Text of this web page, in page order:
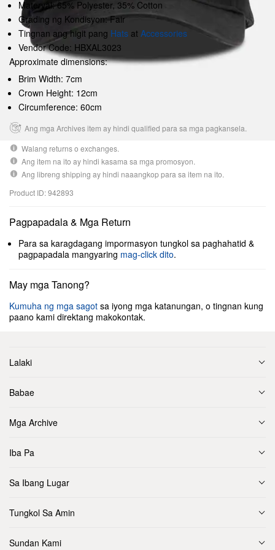
Materyal: 65% Polyester, 35% Cotton
Grading ng Kondisyon: Fair
Tingnan ang higit pang Hats at Accessories
Vendor Code: HBXAL3023
Approximate dimensions:
Brim Width: 7cm
Crown Height: 12cm
Circumference: 60cm
Ang mga Archives item ay hindi qualified para sa mga pagkansela.
Walang returns o exchanges.
Ang item na ito ay hindi kasama sa mga promosyon.
Ang libreng shipping ay hindi naaangkop para sa item na ito.
Product ID: 942893
Pagpapadala & Mga Return
Para sa karagdagang impormasyon tungkol sa paghahatid &
pagpapadala mangyaring mag-click dito.
May mga Tanong?
Kumuha ng mga sagot sa iyong mga katanungan, o tingnan kung
paano kami direktang makokontak.
Lalaki
Babae
Mga Archive
Iba Pa
Sa Ibang Lugar
Tungkol Sa Amin
Sundan Kami